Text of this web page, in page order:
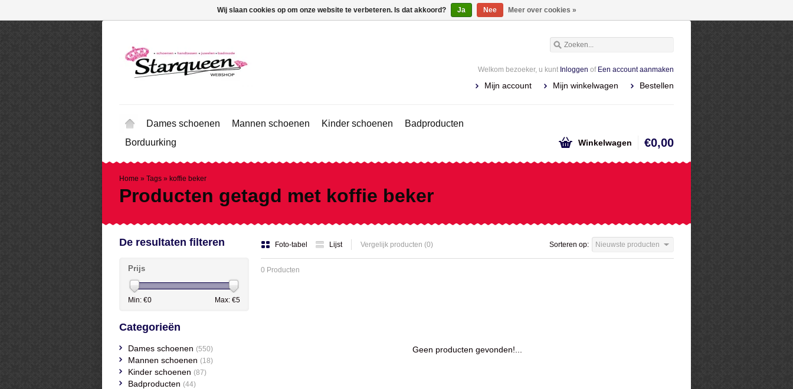
Welkom bezoeker, u kunt Inloggen of Een account aanmaken
Mijn account Mijn winkelwagen Bestellen
Dames schoenen Mannen schoenen Kinder schoenen
Badproducten
Borduurking
Winkelwagen €0,00
Home » Tags » koffie beker
Producten getagd met koffie beker
Foto-tabel Lijst Vergelijk producten (0) Sorteren op: Nieuwste producten
0 Producten
Geen producten gevonden!...
De resultaten filteren
Prijs
Min: €0 Max: €5
Categorieën
Dames schoenen (550)
Mannen schoenen (18)
Kinder schoenen (87)
Badproducten (44)
Wij slaan cookies op om onze website te verbeteren. Is dat akkoord? Ja Nee Meer over cookies »